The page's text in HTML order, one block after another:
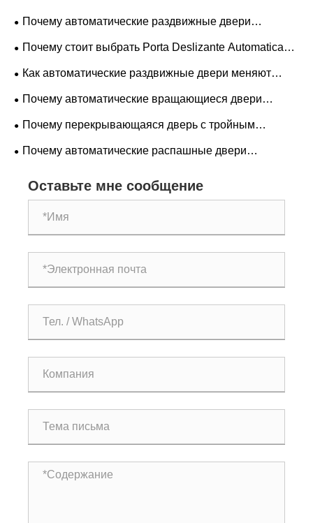
Почему автоматические раздвижные двери
необходимы для современных зданий?
Почему стоит выбрать Porta Deslizante Automatica
для современных помещений?
Как автоматические раздвижные двери меняют
безопасность, эффективность и будущие
Почему автоматические вращающиеся двери
становятся предпочтительным решением для входа в
Почему перекрывающаяся дверь с тройным
соединением становится будущим стандартом
Почему автоматические распашные двери
современных зданий?
Оставьте мне сообщение